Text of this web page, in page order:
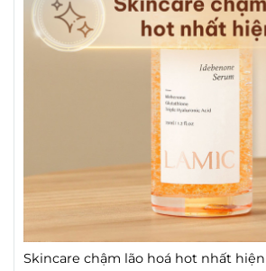
Skincare chậm lão hoá hot nhất